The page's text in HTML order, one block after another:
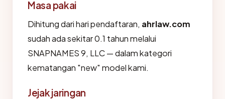
Masa pakai
Dihitung dari hari pendaftaran, ahrlaw.com
sudah ada sekitar 0.1 tahun melalui
SNAPNAMES 9, LLC — dalam kategori
kematangan "new" model kami.
Jejak jaringan